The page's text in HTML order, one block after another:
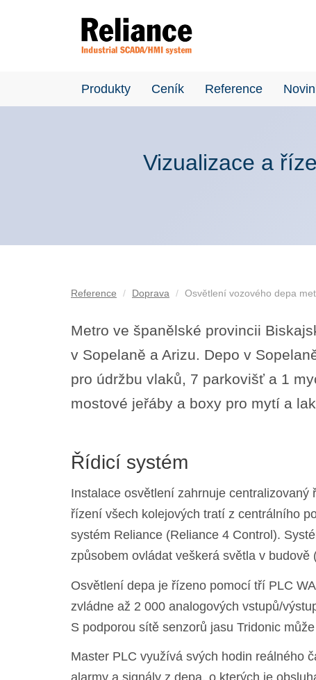
Produkty Ceník Reference
Vizualizace a
Reference Doprava Osvětlení vozového depa
Metro ve španělské provincii
v Sopelaně a Arizu. Depo v
pro údržbu vlaků, 7 parkovišť a 1
mostové jeřáby a boxy pro mytí a
Řídicí systém
Instalace osvětlení zahrnuje
řízení všech kolejových tratí z centrálního
systém Reliance (Reliance 4 Control).
způsobem ovládat veškerá světla v
Osvětlení depa je řízeno pomocí tří PLC
zvládne až 2 000 analogových vstupů/
S podporou sítě senzorů jasu Tridonic
Master PLC využívá svých hodin reálného
alarmy a signály z depa, o kterých je